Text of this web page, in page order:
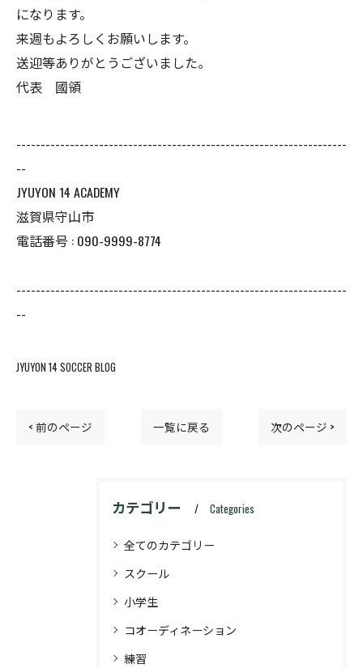
になります。
来週もよろしくお願いします。
送迎等ありがとうございました。
代表 國領
--------------------------------------------------------------------
--
JYUYON 14 ACADEMY
滋賀県守山市
電話番号 : 090-9999-8774
--------------------------------------------------------------------
--
JYUYON 14 SOCCER BLOG
< 前のページ 一覧に戻る 次のページ >
カテゴリー Categories
全てのカテゴリー
スクール
小学生
コオーディネーション
練習